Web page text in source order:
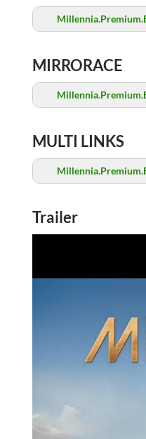
MIRRORACE
MULTI LINKS
Trailer